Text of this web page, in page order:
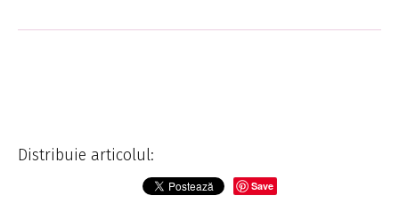
Distribuie articolul:
Save